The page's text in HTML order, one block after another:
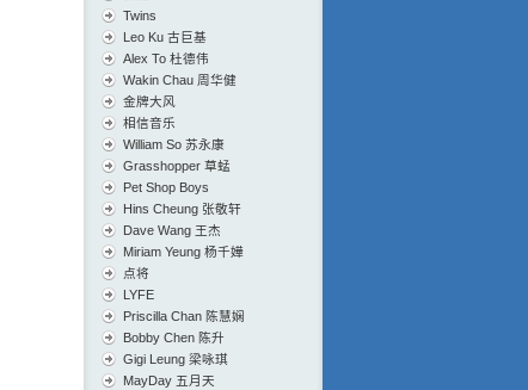
Twins
Leo Ku 古巨基
Alex To 杜德伟
Wakin Chau 周华健
金牌大风
相信音乐
William So 苏永康
Grasshopper 草蜢
Pet Shop Boys
Hins Cheung 张敬轩
Dave Wang 王杰
Miriam Yeung 杨千嬅
点将
LYFE
Priscilla Chan 陈慧娴
Bobby Chen 陈升
Gigi Leung 梁咏琪
MayDay 五月天